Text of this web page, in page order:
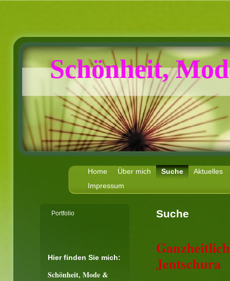
Schönheit,
Home Über mich Suche
Aktuelles
Impressum
Suche
Jentschura
Portfolio
Hier finden Sie mich:
Schönheit, Mode &